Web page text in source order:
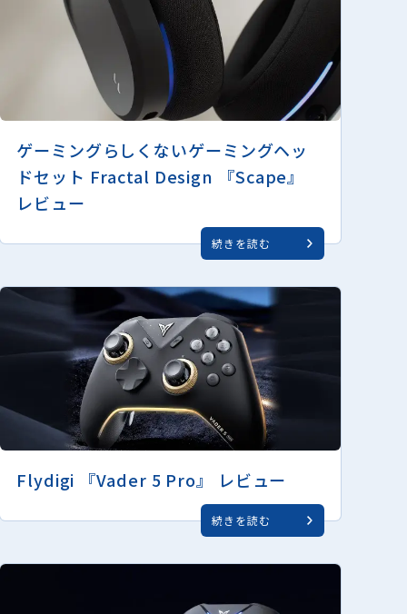
ゲーミングらしくないゲーミングヘッ
ドセット Fractal Design 『Scape』
レビュー
続きを読む
Flydigi 『Vader 5 Pro』 レビュー
続きを読む